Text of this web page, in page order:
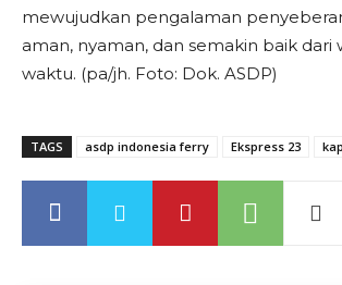
mewujudkan pengalaman
aman, nyaman, dan semakin baik dari
waktu. (pa/jh. Foto: Dok. ASDP)
TAGS asdp indonesia ferry Ekspress 23